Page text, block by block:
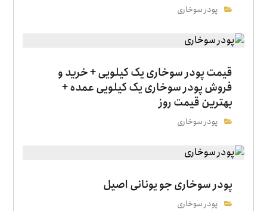
پودر سوخاری
قیمت پودر سوخاری یک کیلویی + خرید و
فروش پودر سوخاری یک کیلویی عمده +
بهترین قیمت روز
پودر سوخاری
پودر سوخاری جو یونانی اصیل
پودر سوخاری